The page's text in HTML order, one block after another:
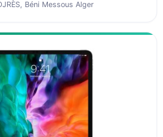
Béni Messous Alger